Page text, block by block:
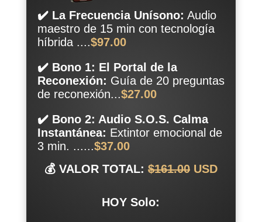
✔️ La Frecuencia Unísono: Audio
maestro de 15 min con tecnología
híbrida ....$97.00
✔️ Bono 1: El Portal de la
Reconexión: Guía de 20 preguntas
de reconexión...$27.00
✔️ Bono 2: Audio S.O.S. Calma
Instantánea: Extintor emocional de
3 min. ......$37.00
💰 VALOR TOTAL: $161.00USD
HOY Solo: